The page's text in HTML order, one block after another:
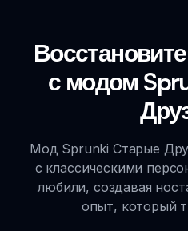
с модом
Мод Sprunki Старые
с классическими
любили, создавая
опыт, который